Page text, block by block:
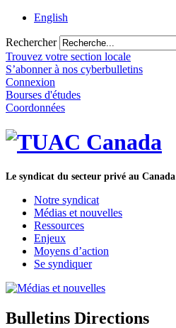
English
Rechercher
Trouvez votre section locale
S’abonner à nos cyberbulletins
Connexion
Bourses d'études
Coordonnées
Le syndicat du secteur privé au Canada
Notre syndicat
Médias et nouvelles
Ressources
Enjeux
Moyens d’action
Se syndiquer
Bulletins Directions